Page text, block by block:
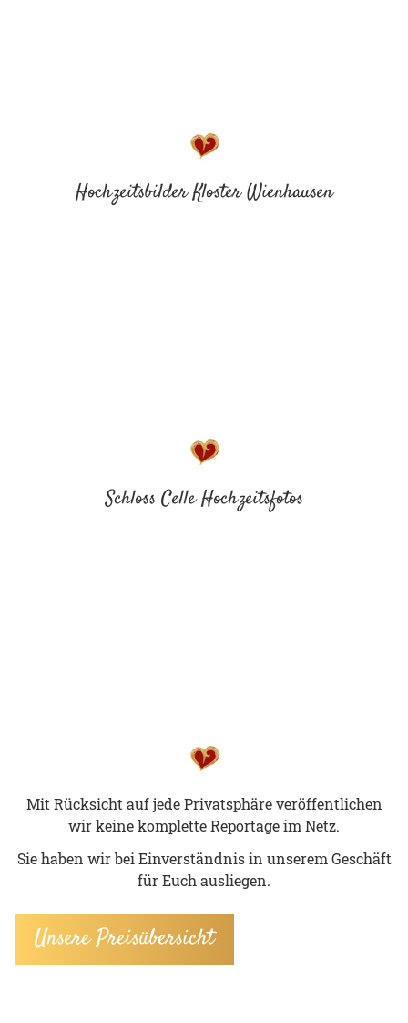
Hochzeitsbilder Kloster Wienhausen
Schloss Celle Hochzeitsfotos
Mit Rück­sicht auf jede Pri­vat­sphä­re ver­öf­fent­li­chen
wir keine kom­plet­te Re­por­ta­ge im Netz.
Sie haben wir bei Ein­ver­ständ­nis in un­se­rem Ge­schäft
für Euch aus­lie­gen.
Unsere Preisübersicht